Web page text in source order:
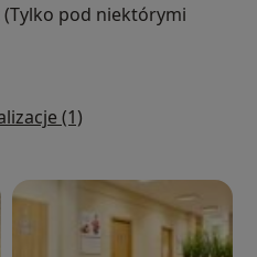
pod niektórymi
(1)